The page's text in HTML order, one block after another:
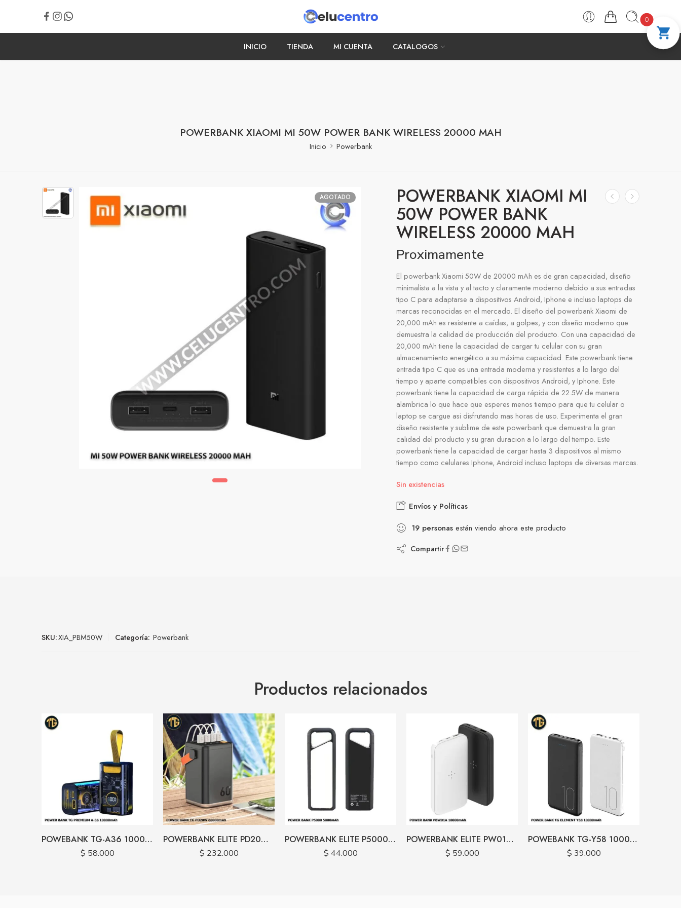
INICIO TIENDA MI CUENTA CATALOGOS
POWERBANK XIAOMI MI 50W POWER BANK WIRELESS 20000 MAH
Inicio Powerbank
AGOTADO POWERBANK XIAOMI MI
50W POWER BANK
WIRELESS 20000 MAH
Proximamente
El powerbank Xiaomi 50W de 20000 mAh es de gran capacidad, diseño
minimalista a la vista y al tacto y claramente moderno debido a sus entradas
tipo C para adaptarse a dispositivos Android, Iphone e incluso laptops de
marcas reconocidas en el mercado. El diseño del powerbank Xiaomi de
20,000 mAh es resistente a caídas, a golpes, y con diseño moderno que
demuestra la calidad de producción del producto. Con una capacidad de
20,000 mAh tiene la capacidad de cargar tu celular con su gran
almacenamiento energético a su máxima capacidad. Este powerbank tiene
entrada tipo C que es una entrada moderna y resistentes a lo largo del
tiempo y aparte compatibles con dispositivos Android, y Iphone. Este
powerbank tiene la capacidad de carga rápida de 22.5W de manera
alambrica lo que hace que esperes menos tiempo para que tu celular o
laptop se cargue asi disfrutando mas horas de uso. Experimenta el gran
diseño resistente y sublime de este powerbank que demuestra la gran
calidad del producto y su gran duracion a lo largo del tiempo. Este
powerbank tiene la capacidad de cargar hasta 3 dispositivos al mismo
tiempo como celulares Iphone, Android incluso laptops de diversas marcas.
Sin existencias
Envíos y Políticas
19 personas están viendo ahora este producto
Compartir
SKU:XIA_PBM50W Categoría: Powerbank
Productos relacionados
POWEBANK TG-A36 10000 MAH
$ 58.000
POWERBANK ELITE PD20W 60000 MAH
$ 232.000
POWERBANK ELITE P5000 5000 MAH
$ 44.000
POWERBANK ELITE PW01A 10000 MAH CARGA INALAMBRICA
$ 59.000
POWEBANK TG-Y58 10000 MAH
$ 39.000
0